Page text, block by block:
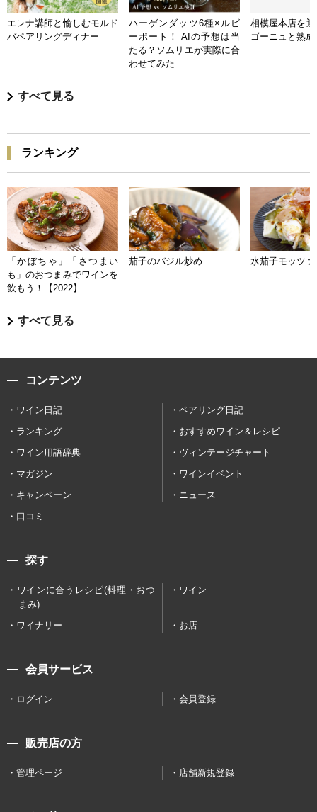
エレナ講師と愉しむモルド
バペアリングディナー
ハーゲンダッツ6種×ルビ
ーポート！ AIの予想は当
たる？ソムリエが実際に合
わせてみた
相模屋本店を
ゴーニュと熟
すべて見る
ランキング
「かぼちゃ」「さつまい
も」のおつまみでワインを
飲もう！【2022】
茄子のバジル炒め 水茄子モッツァ
すべて見る
コンテンツ
ワイン日記
ペアリング日記
ランキング
おすすめワイン＆レシピ
ワイン用語辞典
ヴィンテージチャート
マガジン
ワインイベント
キャンペーン
ニュース
口コミ
探す
ワインに合うレシピ(料理・おつ
まみ)
ワイン
ワイナリー お店
会員サービス
ログイン 会員登録
販売店の方
管理ページ 店舗新規登録